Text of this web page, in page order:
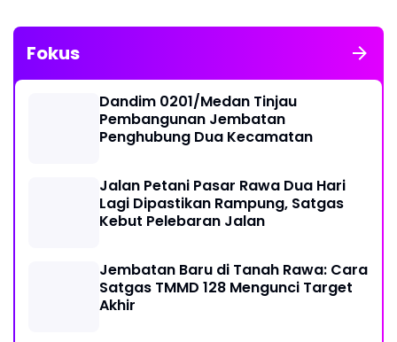
Fokus
Dandim 0201/Medan Tinjau
Pembangunan Jembatan
Penghubung Dua Kecamatan
Jalan Petani Pasar Rawa Dua Hari
Lagi Dipastikan Rampung, Satgas
Kebut Pelebaran Jalan
Jembatan Baru di Tanah Rawa: Cara
Satgas TMMD 128 Mengunci Target
Akhir